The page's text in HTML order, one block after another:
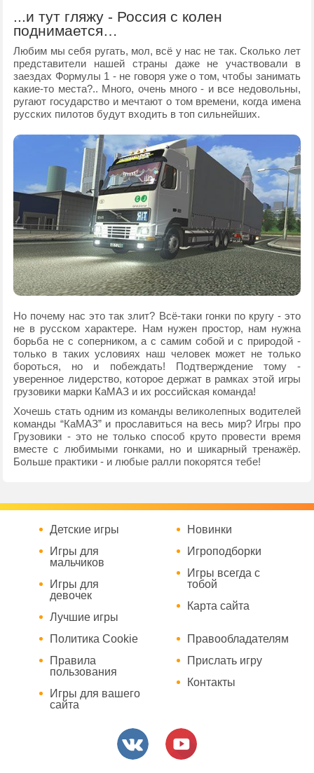
...и тут гляжу - Россия с колен
поднимается…
Любим мы себя ругать, мол, всё у нас не так. Сколько лет
представители нашей страны даже не участвовали в
заездах Формулы 1 - не говоря уже о том, чтобы занимать
какие-то места?.. Много, очень много - и все недовольны,
ругают государство и мечтают о том времени, когда имена
русских пилотов будут входить в топ сильнейших.
Но почему нас это так злит? Всё-таки гонки по кругу - это
не в русском характере. Нам нужен простор, нам нужна
борьба не с соперником, а с самим собой и с природой -
только в таких условиях наш человек может не только
бороться, но и побеждать! Подтверждение тому -
уверенное лидерство, которое держат в рамках этой игры
грузовики марки КаМАЗ и их российская команда!
Хочешь стать одним из команды великолепных водителей
команды “КаМАЗ” и прославиться на весь мир? Игры про
Грузовики - это не только способ круто провести время
вместе с любимыми гонками, но и шикарный тренажёр.
Больше практики - и любые ралли покорятся тебе!
Детские игры
Игры для
мальчиков
Игры для
девочек
Лучшие игры
Новинки
Игроподборки
Игры всегда с
тобой
Карта сайта
Политика Cookie
Правила
пользования
Игры для вашего
сайта
Правообладателям
Прислать игру
Контакты